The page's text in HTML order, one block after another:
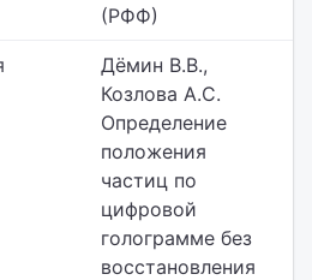
(РФФ)
Дёмин В.В.,
Козлова А.С.
Определение
положения
частиц по
цифровой
голограмме без
восстановления